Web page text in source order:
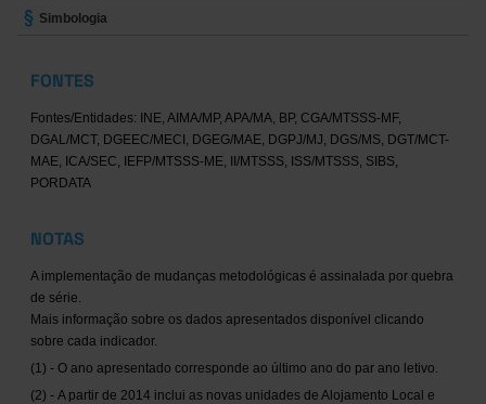
Simbologia
FONTES
Fontes/Entidades: INE, AIMA/MP, APA/MA, BP, CGA/MTSSS-MF,
DGAL/MCT, DGEEC/MECI, DGEG/MAE, DGPJ/MJ, DGS/MS, DGT/MCT-
MAE, ICA/SEC, IEFP/MTSSS-ME, II/MTSSS, ISS/MTSSS, SIBS,
PORDATA
NOTAS
A implementação de mudanças metodológicas é assinalada por quebra
de série.
Mais informação sobre os dados apresentados disponível clicando
sobre cada indicador.
(1) - O ano apresentado corresponde ao último ano do par ano letivo.
(2) - A partir de 2014 inclui as novas unidades de Alojamento Local e